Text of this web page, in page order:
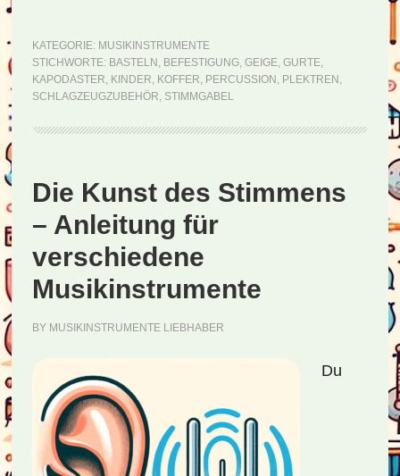
Musikinstrumente
KATEGORIE: MUSIKINSTRUMENTE
STICHWORTE: BASTELN , BEFESTIGUNG, GEIGE, GURTE,
KAPODASTER, KINDER, KOFFER, PERCUSSION , PLEKTREN ,
SCHLAGZEUGZUBEHÖR, STIMMGABEL
Die Kunst des Stimmens
– Anleitung für
verschiedene
Musikinstrumente
BY MUSIKINSTRUMENTE LIEBHABER
Du